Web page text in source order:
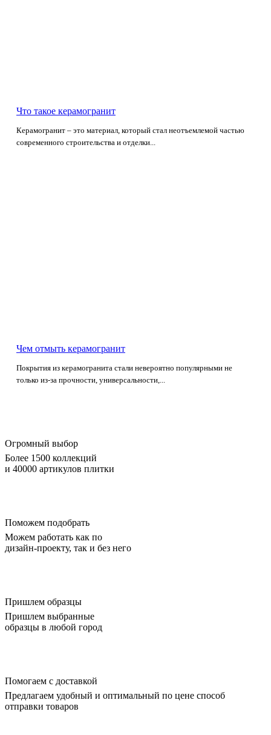
Что такое керамогранит
Керамогранит – это материал, который стал неотъемлемой частью
современного строительства и отделки...
Чем отмыть керамогранит
Покрытия из керамогранита стали невероятно популярными не
только из-за прочности, универсальности,...
Огромный выбор
Более 1500 коллекций
и 40000 артикулов плитки
Поможем подобрать
Можем работать как по
дизайн-проекту, так и без него
Пришлем образцы
Пришлем выбранные
образцы в любой город
Помогаем с доставкой
Предлагаем удобный и оптимальный по цене способ
отправки товаров